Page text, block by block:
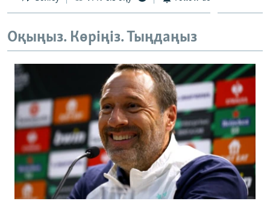
Оқыңыз. Көріңіз. Тыңдаңыз